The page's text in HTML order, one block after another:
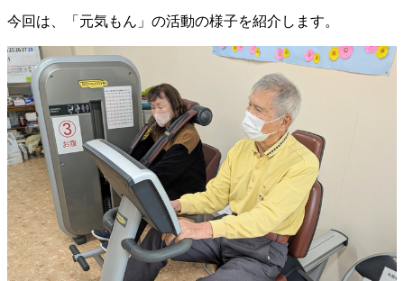
今回は、「元気もん」の活動の様子を紹介します。